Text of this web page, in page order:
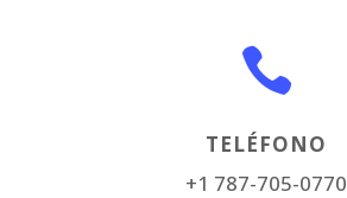

TELÉFONO
+1 787-705-0770